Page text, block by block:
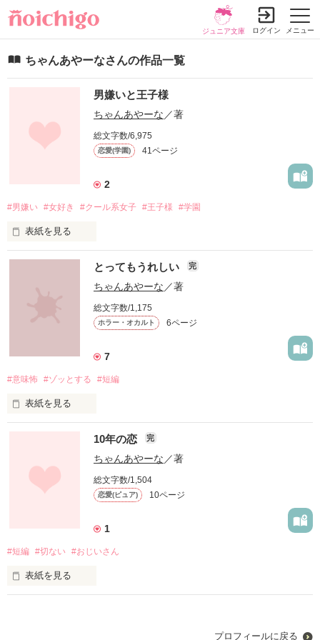
メニュー
ジュニア文庫 ログイン
ちゃんあやーなさんの作品一覧
男嫌いと王子様
ちゃんあやーな ／著
総文字数/6,975
恋愛(学園) 41ページ
2
#男嫌い #女好き #クール系女子 #王子様 #学園
表紙を見る
男嫌いな愛梨はなぜか学園１イケメンの女好きに目をつけられ
は？なんで私なの？
とは言いながらも徐々に堕ちてしまう愛梨
こんなの私、知らない！
とってもうれしい 完
ちゃんあやーな ／著
総文字数/1,175
ホラー・オカルト 6ページ
7
#意味怖 #ゾッとする #短編
表紙を見る
作品を読む
10年の恋 完
ちゃんあやーな ／著
総文字数/1,504
恋愛(ピュア) 10ページ
1
#短編 #切ない #おじいさん
表紙を見る
プロフィールに戻る